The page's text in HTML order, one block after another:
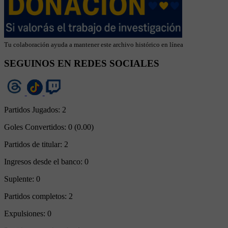
Tu colaboración ayuda a mantener este archivo histórico en línea
SEGUINOS EN REDES SOCIALES
Partidos Jugados: 2
Goles Convertidos: 0 (0.00)
Partidos de titular: 2
Ingresos desde el banco: 0
Suplente: 0
Partidos completos: 2
Expulsiones: 0